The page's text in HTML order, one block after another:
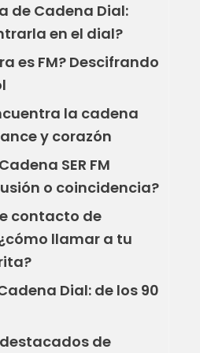
de Cadena Dial:
en el dial?
es FM? Descifrando
la cadena
y corazón
SER FM
o coincidencia?
contacto de
llamar a tu
Dial: de los 90
de